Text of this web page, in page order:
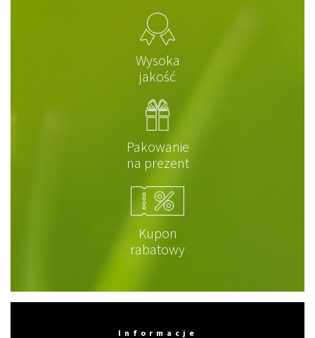
Wysoka
jakość
Pakowanie
na prezent
Kupon
rabatowy
Informacje